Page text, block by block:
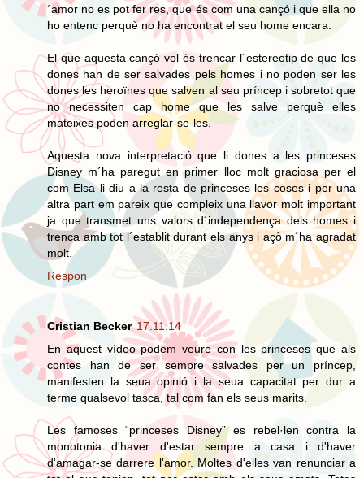
´amor no es pot fer res, que és com una cançó i que ella no
ho entenc perquè no ha encontrat el seu home encara.
El que aquesta cançó vol és trencar l´estereotip de que les
dones han de ser salvades pels homes i no poden ser les
dones les heroïnes que salven al seu príncep i sobretot que
no necessiten cap home que les salve perquè elles
mateixes poden arreglar-se-les.
Aquesta nova interpretació que li dones a les princeses
Disney m´ha paregut en primer lloc molt graciosa per el
com Elsa li diu a la resta de princeses les coses i per una
altra part em pareix que compleix una llavor molt important
ja que transmet uns valors d´independença dels homes i
trenca amb tot l´establit durant els anys i açò m´ha agradat
molt.
Respon
Cristian Becker 17.11.14
En aquest vídeo podem veure con les princeses que als
contes han de ser sempre salvades per un príncep,
manifesten la seua opinió i la seua capacitat per dur a
terme qualsevol tasca, tal com fan els seus marits.
Les famoses “princeses Disney” es rebel·len contra la
monotonia d'haver d'estar sempre a casa i d'haver
d'amagar-se darrere l'amor. Moltes d'elles van renunciar a